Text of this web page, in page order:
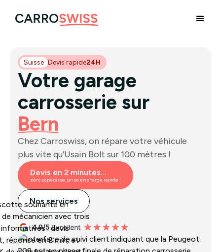
Suisse Devis rapide24H
Votre garage
carrosserie sur
Bern
Chez Carroswiss, on répare votre véhicule
plus vite qu’Usain Bolt sur 100 mètres !
Devis en 2 minutes...
zéro paperasse, prise en charge rapide !
Nos services